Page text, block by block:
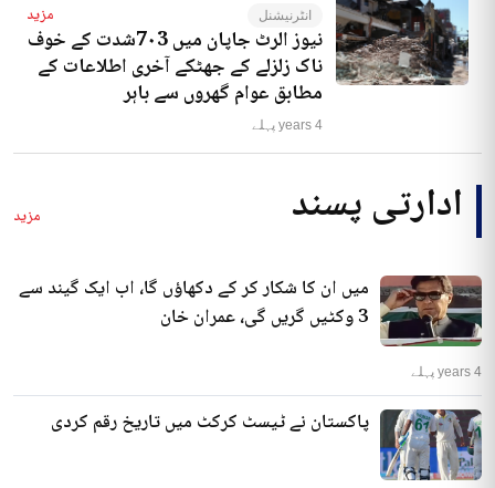
انٹرنیشنل مزید
نیوز الرٹ جاپان میں 7۰3شدت کے خوف
ناک زلزلے کے جھٹکے آخری اطلاعات کے
مطابق عوام گھروں سے باہر
4 years پہلے
ادارتی پسند مزید
میں ان کا شکار کر کے دکھاؤں گا، اب ایک گیند سے
3 وکٹیں گریں گی، عمران خان
4 years پہلے
پاکستان نے ٹیسٹ کرکٹ میں تاریخ رقم کردی